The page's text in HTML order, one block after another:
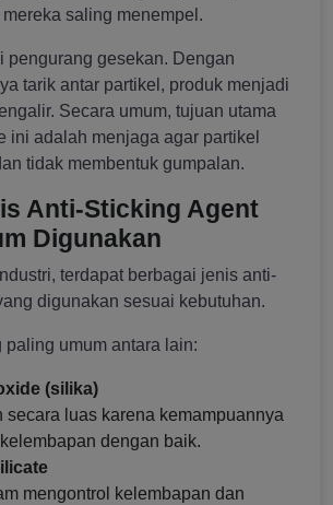
saling menempel.
pengurang gesekan. Dengan
tarik antar partikel, produk menjadi
Secara umum, tujuan utama
ini adalah menjaga agar partikel
tidak membentuk gumpalan.
Anti-Sticking Agent
Digunakan
terdapat berbagai jenis anti-
digunakan sesuai kebutuhan.
paling umum antara lain:
(silika)
secara luas karena kemampuannya
dengan baik.
mengontrol kelembapan dan